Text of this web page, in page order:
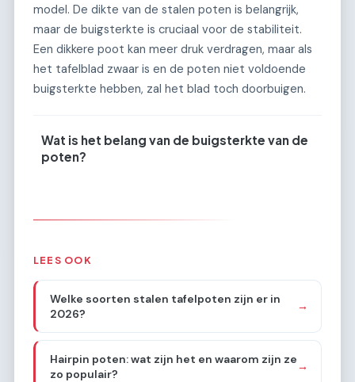
model. De dikte van de stalen poten is belangrijk,
maar de buigsterkte is cruciaal voor de stabiliteit.
Een dikkere poot kan meer druk verdragen, maar als
het tafelblad zwaar is en de poten niet voldoende
buigsterkte hebben, zal het blad toch doorbuigen.
Wat is het belang van de buigsterkte van de
poten?
LEES OOK
Welke soorten stalen tafelpoten zijn er in
2026?
→
Hairpin poten: wat zijn het en waarom zijn ze
zo populair?
→